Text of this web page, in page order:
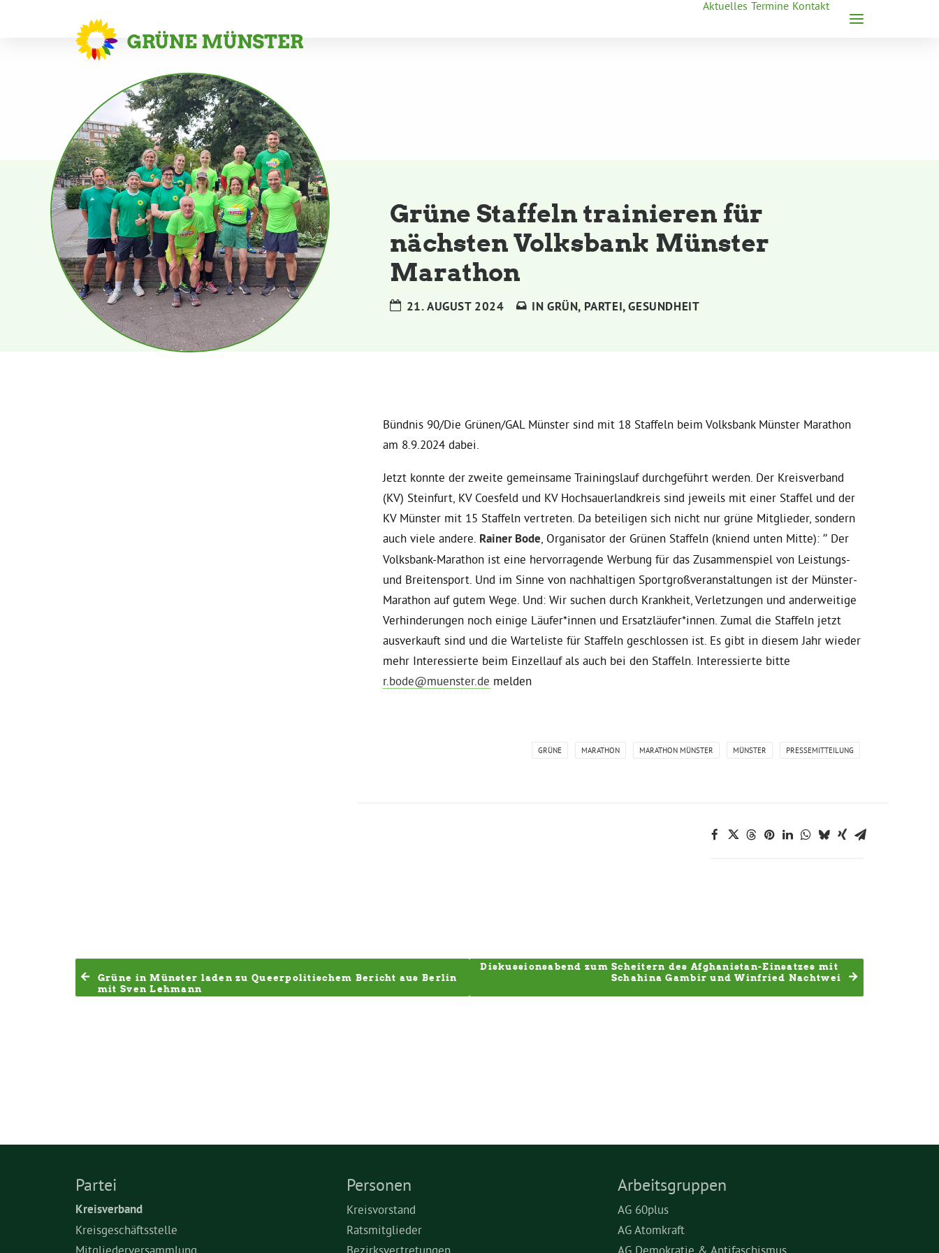
Aktuelles Termine Kontakt
Grüne Staffeln trainieren für
nächsten Volksbank Münster
Marathon
21. AUGUST 2024 INGRÜN, PARTEI,GESUNDHEIT
Bündnis 90/Die Grünen/GAL Münster sind mit 18 Staffeln beim Volksbank Münster Marathon
am 8.9.2024 dabei.
Jetzt konnte der zweite gemeinsame Trainingslauf durchgeführt werden. Der Kreisverband
(KV) Steinfurt, KV Coesfeld und KV Hochsauerlandkreis sind jeweils mit einer Staffel und der
KV Münster mit 15 Staffeln vertreten. Da beteiligen sich nicht nur grüne Mitglieder, sondern
auch viele andere. Rainer Bode , Organisator der Grünen Staffeln (kniend unten Mitte): ” Der
Volksbank-Marathon ist eine hervorragende Werbung für das Zusammenspiel von Leistungs-
und Breitensport. Und im Sinne von nachhaltigen Sportgroßveranstaltungen ist der Münster-
Marathon auf gutem Wege. Und: Wir suchen durch Krankheit, Verletzungen und anderweitige
Verhinderungen noch einige Läufer*innen und Ersatzläufer*innen. Zumal die Staffeln jetzt
ausverkauft sind und die Warteliste für Staffeln geschlossen ist. Es gibt in diesem Jahr wieder
mehr Interessierte beim Einzellauf als auch bei den Staffeln. Interessierte bitte
r.bode@muenster.de melden
GRÜNE MARATHON MARATHON MÜNSTER MÜNSTER PRESSEMITTEILUNG
Grüne in Münster laden zu Queerpolitischem Bericht aus Berlin
mit Sven Lehmann
Diskussionsabend zum Scheitern des Afghanistan-Einsatzes mit
Schahina Gambir und Winfried Nachtwei
Partei
Kreisverband
Kreisgeschäftsstelle
Mitgliederversammlung
Personen
Kreisvorstand
Ratsmitglieder
Bezirksvertretungen
Arbeitsgruppen
AG 60plus
AG Atomkraft
AG Demokratie & Antifaschismus